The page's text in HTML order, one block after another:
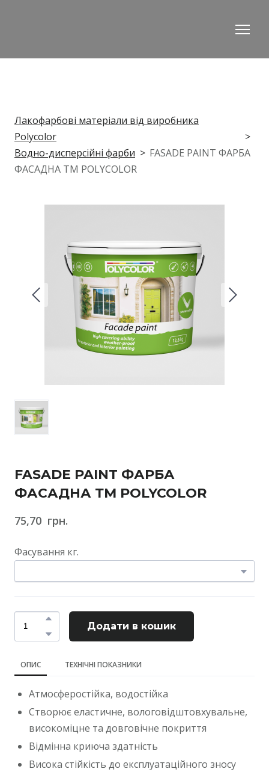
Лакофарбові матеріали від виробника
Polycolor
Водно-дисперсійні фарби
FASADE PAINT ФАРБА
ФАСАДНА ТМ POLYCOLOR
FASADE PAINT ФАРБА
ФАСАДНА ТМ POLYCOLOR
75,70  грн.
Фасування кг.
Додати в кошик
ОПИС ТЕХНІЧНІ ПОКАЗНИКИ
Атмосферостійка, водостійка
Створює еластичне, вологовідштовхувальне,
високоміцне та довговічне покриття
Відмінна криюча здатність
Висока стійкість до експлуатаційного зносу